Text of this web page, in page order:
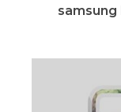
samsung